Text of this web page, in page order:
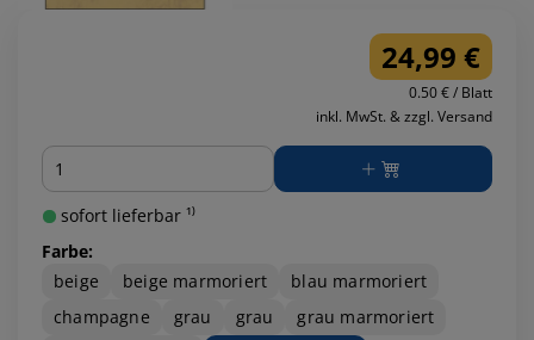
24,99 €
0.50 € / Blatt
inkl. MwSt. & zzgl. Versand
Menge
sofort lieferbar ¹⁾
Farbe:
beige
beige marmoriert
blau marmoriert
champagne
grau grau
grau marmoriert